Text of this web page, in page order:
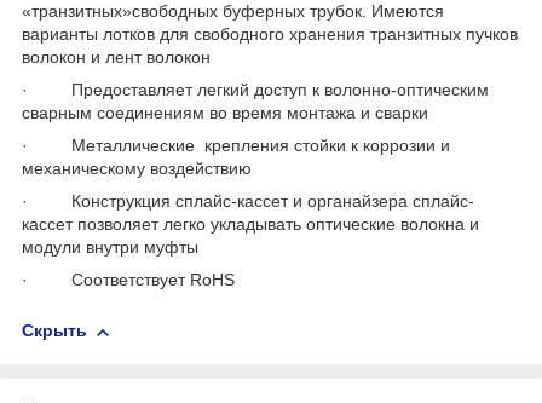
«транзитных»свободных буферных трубок. Имеются
варианты лотков для свободного хранения транзитных пучков
волокон и лент волокон
·
Предоставляет легкий доступ к волонно-оптическим
сварным соединениям во время монтажа и сварки
·
Металлические крепления стойки к коррозии и
механическому воздействию
·
Конструкция сплайс-кассет и органайзера сплайс-
кассет позволяет легко укладывать оптические волокна и
модули внутри муфты
·
Соответствует RoHS
Скрыть